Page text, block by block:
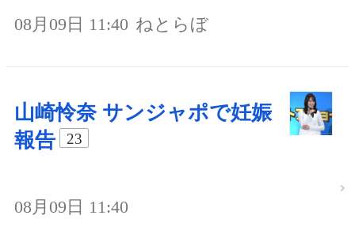
08月09日 11:40 ねとらぼ
山崎怜奈 サンジャポで妊娠
報告
23
08月09日 11:40